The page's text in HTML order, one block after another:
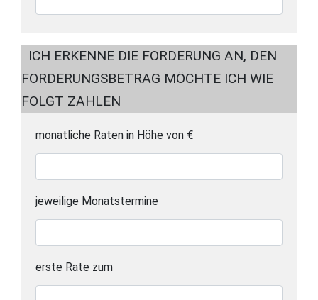
ICH ERKENNE DIE FORDERUNG AN, DEN
FORDERUNGSBETRAG MÖCHTE ICH WIE
FOLGT ZAHLEN
Ratenzahlung
monatliche Raten in Höhe von €
jeweilige Monatstermine
erste Rate zum